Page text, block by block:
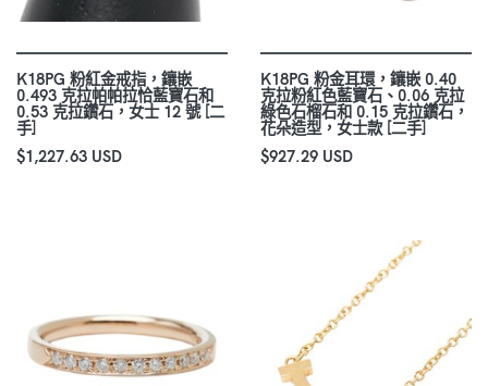
K18PG 粉紅金戒指，鑲嵌
0.493 克拉帕帕拉恰藍寶石和
0.53 克拉鑽石，女士 12 號 [二
手]
$1,227.63 USD
K18PG 粉金耳環，鑲嵌 0.40
克拉粉紅色藍寶石、0.06 克拉
綠色石榴石和 0.15 克拉鑽石，
花朵造型，女士款 [二手]
$927.29 USD